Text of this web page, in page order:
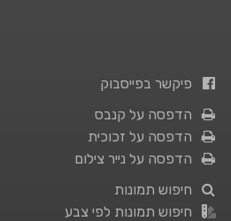
פיקשר בפייסבוק
הדפסה על קנבס
הדפסה על זכוכית
הדפסה על נייר צילום
חיפוש תמונות
חיפוש תמונות לפי צבע